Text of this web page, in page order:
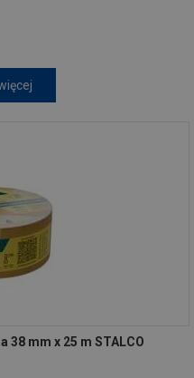
38 mm x 25 m STALCO